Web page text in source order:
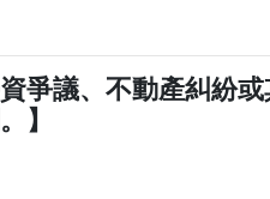
爭議、不動產糾紛
】